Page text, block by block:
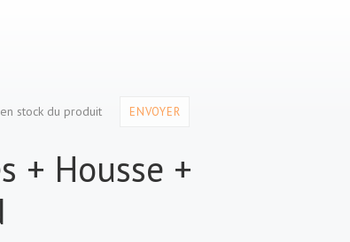
stock du produit ENVOYER
+ Housse +